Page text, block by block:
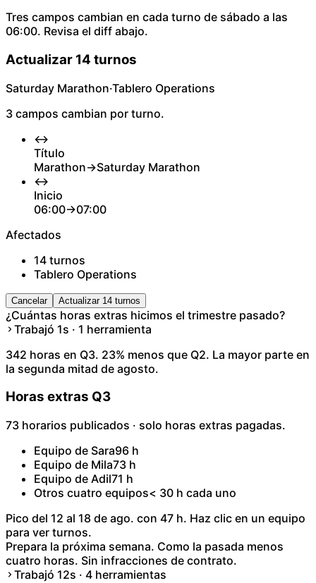
Tres campos cambian en cada turno de sábado a las
06:00. Revisa el diff abajo.
Actualizar 14 turnos
Saturday Marathon·Tablero Operations
3 campos cambian por turno.
↔
Título
Marathon→Saturday Marathon
↔
Inicio
06:00→07:00
Afectados
14 turnos
Tablero Operations
Cancelar Actualizar 14 turnos
¿Cuántas horas extras hicimos el trimestre pasado?
Trabajó 1s · 1 herramienta
342 horas en Q3. 23% menos que Q2. La mayor parte en
la segunda mitad de agosto.
Horas extras Q3
73 horarios publicados · solo horas extras pagadas.
Equipo de Sara96 h
Equipo de Mila73 h
Equipo de Adil71 h
Otros cuatro equipos< 30 h cada uno
Pico del 12 al 18 de ago. con 47 h. Haz clic en un equipo
para ver turnos.
Prepara la próxima semana. Como la pasada menos
cuatro horas. Sin infracciones de contrato.
Trabajó 12s · 4 herramientas